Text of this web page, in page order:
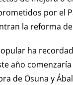
por el
la reforma
ha
año
de Osuna y